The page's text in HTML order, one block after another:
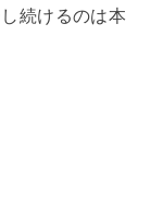
続けるのは本